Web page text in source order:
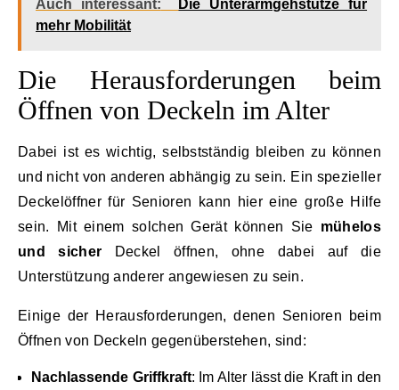
Auch interessant:
Die Unterarmgehstütze für
mehr Mobilität
Die Herausforderungen beim
Öffnen von Deckeln im Alter
Dabei ist es wichtig, selbstständig bleiben zu können
und nicht von anderen abhängig zu sein. Ein spezieller
Deckelöffner für Senioren kann hier eine große Hilfe
sein. Mit einem solchen Gerät können Sie mühelos
und sicher Deckel öffnen, ohne dabei auf die
Unterstützung anderer angewiesen zu sein.
Einige der Herausforderungen, denen Senioren beim
Öffnen von Deckeln gegenüberstehen, sind:
Nachlassende Griffkraft: Im Alter lässt die Kraft in den